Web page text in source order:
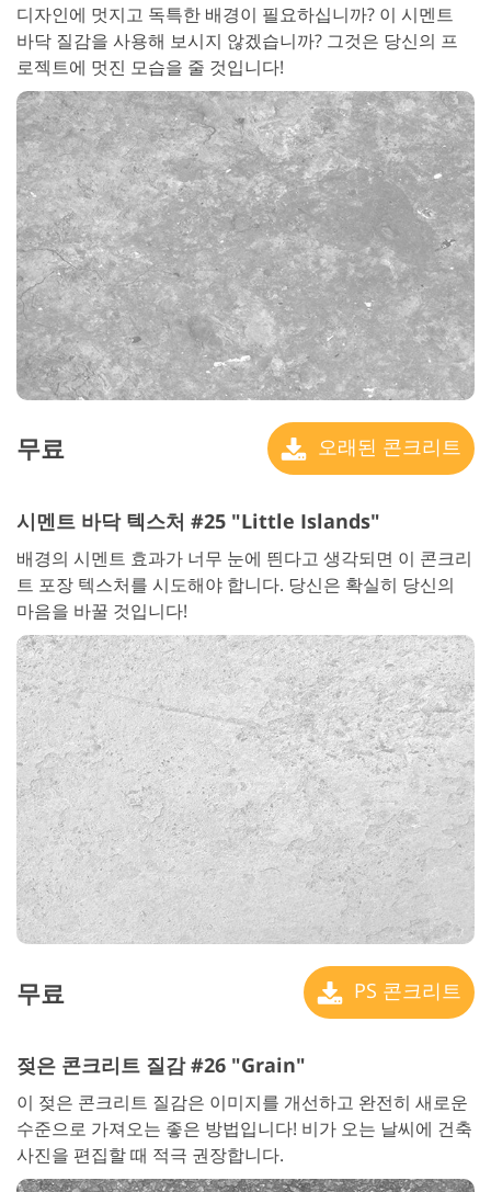
디자인에 멋지고 독특한 배경이 필요하십니까? 이 시멘트
바닥 질감을 사용해 보시지 않겠습니까? 그것은 당신의 프
로젝트에 멋진 모습을 줄 것입니다!
무료 오래된 콘크리트
시멘트 바닥 텍스처 #25 "Little Islands"
배경의 시멘트 효과가 너무 눈에 띈다고 생각되면 이 콘크리
트 포장 텍스처를 시도해야 합니다. 당신은 확실히 당신의
마음을 바꿀 것입니다!
무료 PS 콘크리트
젖은 콘크리트 질감 #26 "Grain"
이 젖은 콘크리트 질감은 이미지를 개선하고 완전히 새로운
수준으로 가져오는 좋은 방법입니다! 비가 오는 날씨에 건축
사진을 편집할 때 적극 권장합니다.